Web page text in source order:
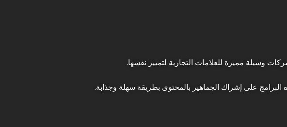
وسيلة مميزة للعلامات التجارية لتمييز نفسها.
على إشراك الجماهير بالمحتوى بطريقة سهلة وجذابة.